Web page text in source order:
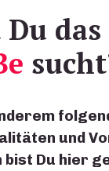
und
bist Du hier